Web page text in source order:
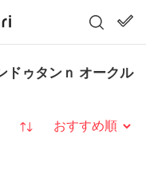
ドゥタンｎ オークル
並び替え